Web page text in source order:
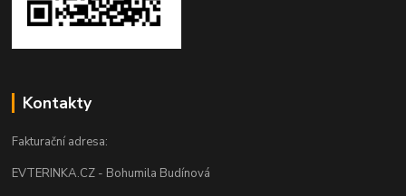
Kontakty
Fakturační adresa:
EVTERINKA.CZ - Bohumila Budínová